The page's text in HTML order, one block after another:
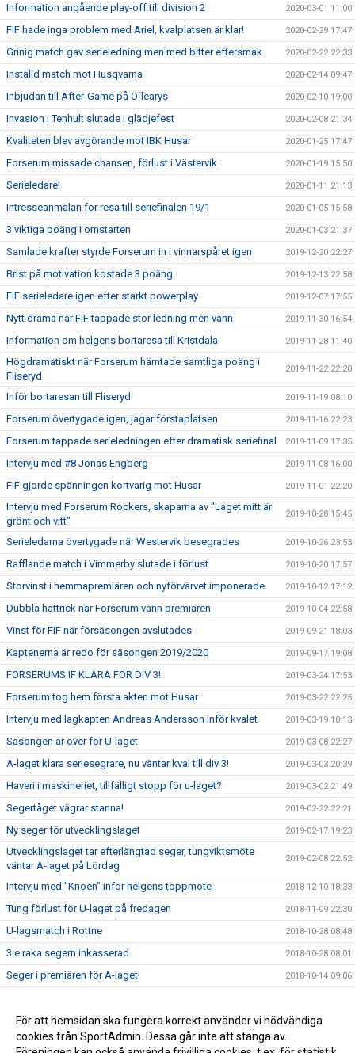
Information angående play-off till division 2 2020-03-01 11:00
FIF hade inga problem med Ariel, kvalplatsen är klar! 2020-02-29 17:47
Grinig match gav serieledning men med bitter eftersmak 2020-02-22 22:33
Inställd match mot Husqvarna 2020-02-14 09:47
Inbjudan till After-Game på O´learys 2020-02-10 19:00
Invasion i Tenhult slutade i glädjefest 2020-02-08 21:34
Kvaliteten blev avgörande mot IBK Husar 2020-01-25 17:47
Forserum missade chansen, förlust i Västervik 2020-01-19 15:50
Serieledare! 2020-01-11 21:13
Intresseanmälan för resa till seriefinalen 19/1 2020-01-05 15:58
3 viktiga poäng i omstarten 2020-01-03 21:37
Samlade krafter styrde Forserum in i vinnarspåret igen 2019-12-20 22:27
Brist på motivation kostade 3 poäng 2019-12-13 22:58
FIF serieledare igen efter starkt powerplay 2019-12-07 17:55
Nytt drama när FIF tappade stor ledning men vann 2019-11-30 16:54
Information om helgens bortaresa till Kristdala 2019-11-28 11:40
Högdramatiskt när Forserum hämtade samtliga poäng i
Fliseryd
2019-11-22 22:20
Inför bortaresan till Fliseryd 2019-11-19 08:10
Forserum övertygade igen, jagar förstaplatsen 2019-11-16 22:23
Forserum tappade serieledningen efter dramatisk seriefinal 2019-11-09 17:35
Intervju med #8 Jonas Engberg 2019-11-08 16:00
FIF gjorde spänningen kortvarig mot Husar 2019-11-01 22:20
Intervju med Forserum Rockers, skaparna av "Laget mitt är
grönt och vitt"
2019-10-28 15:45
Serieledarna övertygade när Westervik besegrades 2019-10-26 23:53
Rafflande match i Vimmerby slutade i förlust 2019-10-20 17:57
Storvinst i hemmapremiären och nyförvärvet imponerade 2019-10-12 17:12
Dubbla hattrick när Forserum vann premiären 2019-10-04 22:58
Vinst för FIF när försäsongen avslutades 2019-09-21 18:03
Kaptenerna är redo för säsongen 2019/2020 2019-09-17 19:08
FORSERUMS IF KLARA FÖR DIV 3! 2019-03-24 17:53
Forserum tog hem första akten mot Husar 2019-03-22 22:25
Intervju med lagkapten Andreas Andersson inför kvalet 2019-03-19 10:13
Säsongen är över för U-laget 2019-03-08 22:27
A-laget klara seriesegrare, nu väntar kval till div 3! 2019-03-03 20:39
Haveri i maskineriet, tillfälligt stopp för u-laget? 2019-03-02 21:49
Segertåget vägrar stanna! 2019-02-22 22:21
Ny seger för utvecklingslaget 2019-02-17 19:23
Utvecklingslaget tar efterlängtad seger, tungviktsmöte
väntar A-laget på Lördag
2019-02-08 22:52
Intervju med "Knoen" inför helgens toppmöte 2018-12-10 18:33
Tung förlust för U-laget på fredagen 2018-11-09 22:30
U-lagsmatch i Rottne 2018-10-28 08:48
3:e raka segern inkasserad 2018-10-28 08:01
Seger i premiären för A-laget! 2018-10-14 09:06
Träningsmatch mot Bodafors 2018-09-27 08:08
Premiär för A-laget 13/10 2018-09-01 12:32
För att hemsidan ska fungera korrekt använder vi nödvändiga
cookies från SportAdmin. Dessa går inte att stänga av.